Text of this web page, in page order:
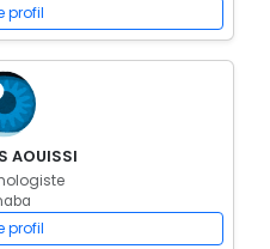
profil
AOUISSI
profil